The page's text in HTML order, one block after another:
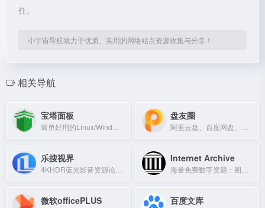
任。
小宇宙导航致力于优质、实用的网络站点资源收集与分享！
相关导航
宝塔面板 盘友圈
乐搜视界 Internet Archive
微软officePLUS 百度文库